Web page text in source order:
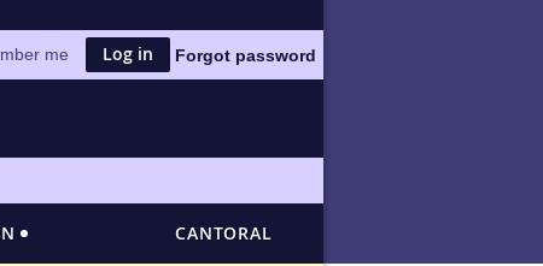
me Forgot password
CANTORAL